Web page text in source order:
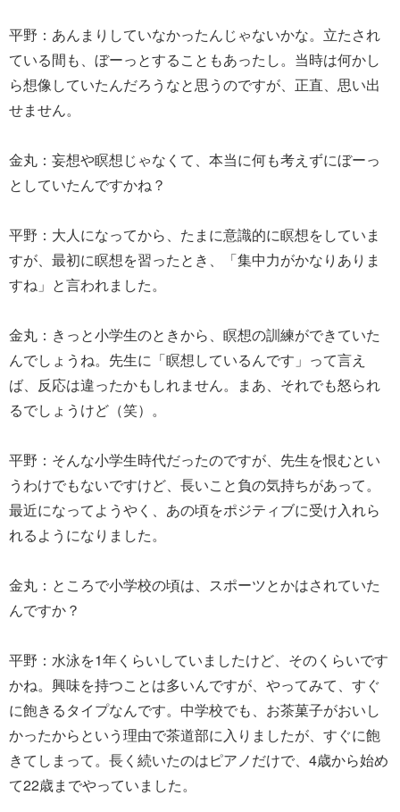
平野：あんまりしていなかったんじゃないかな。立たされ
ている間も、ぼーっとすることもあったし。当時は何かし
ら想像していたんだろうなと思うのですが、正直、思い出
せません。
金丸：妄想や瞑想じゃなくて、本当に何も考えずにぼーっ
としていたんですかね？
平野：大人になってから、たまに意識的に瞑想をしていま
すが、最初に瞑想を習ったとき、「集中力がかなりありま
すね」と言われました。
金丸：きっと小学生のときから、瞑想の訓練ができていた
んでしょうね。先生に「瞑想しているんです」って言え
ば、反応は違ったかもしれません。まあ、それでも怒られ
るでしょうけど（笑）。
平野：そんな小学生時代だったのですが、先生を恨むとい
うわけでもないですけど、長いこと負の気持ちがあって。
最近になってようやく、あの頃をポジティブに受け入れら
れるようになりました。
金丸：ところで小学校の頃は、スポーツとかはされていた
んですか？
平野：水泳を1年くらいしていましたけど、そのくらいです
かね。興味を持つことは多いんですが、やってみて、すぐ
に飽きるタイプなんです。中学校でも、お茶菓子がおいし
かったからという理由で茶道部に入りましたが、すぐに飽
きてしまって。長く続いたのはピアノだけで、4歳から始め
て22歳までやっていました。